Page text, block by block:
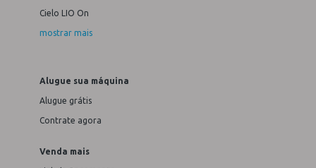
Cielo LIO On
mostrar mais
Alugue sua máquina
Alugue grátis
Contrate agora
Venda mais